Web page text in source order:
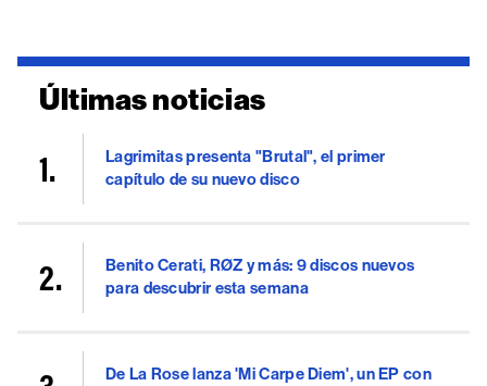
Últimas noticias
Lagrimitas presenta "Brutal", el primer
capítulo de su nuevo disco
Benito Cerati, RØZ y más: 9 discos nuevos
para descubrir esta semana
De La Rose lanza 'Mi Carpe Diem', un EP con